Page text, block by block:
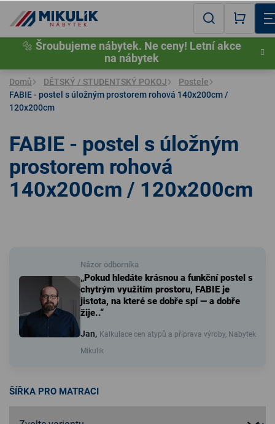
obsah
🔩 Šroubujeme nábytek. Ne ceny! Letní akce
na nábytek
KOŠÍK
Domů DĚTSKÝ / STUDENTSKÝ POKOJ
Postele
FABIE - postel s úložným prostorem rohová 140x200cm /
120x200cm
Názor odborníka
„Pokud hledáte krásnou a funkční postel s
chytrým využitím prostoru, FABIE je
jistota, na které se dobře spí — a dobře
žije..“
Jan, Kalkulace cen atypů a příprava výroby, Nabytek
Mikulik
ŠÍŘKA PRO MATRACI
FABIE - postel s úložným
prostorem rohová
140x200cm / 120x200cm